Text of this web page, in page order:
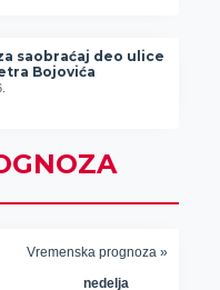
saobraćaj deo ulice
Bojovića